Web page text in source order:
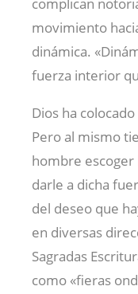
complican
movimiento
dinámica.
fuerza interior
Dios ha
Pero al mismo
hombre escoger
darle a dicha
del deseo que
en diversas
Sagradas
como «fieras